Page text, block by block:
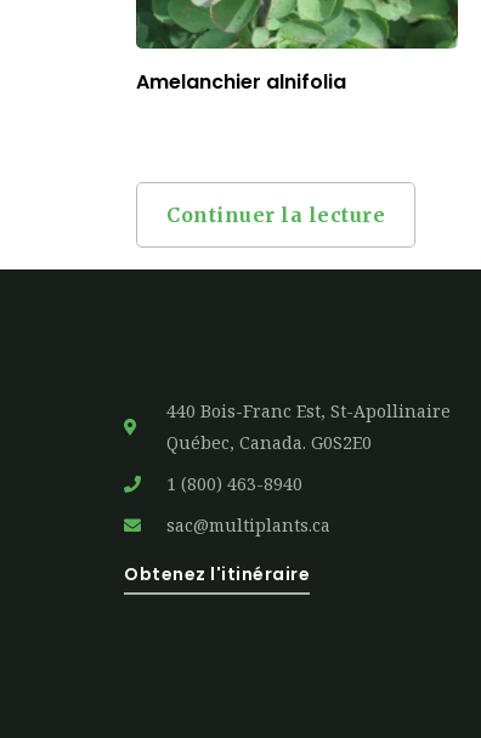
Amelanchier alnifolia
Continuer la lecture
440 Bois-Franc Est, St-Apollinaire
Québec, Canada. G0S2E0
1 (800) 463-8940
sac@multiplants.ca
Obtenez l'itinéraire